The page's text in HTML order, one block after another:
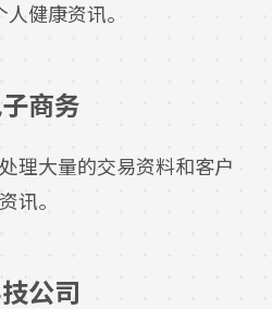
健康资讯。
商务
理大量的交易资料和客户
资讯。
公司